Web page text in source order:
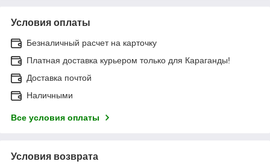
Условия оплаты
Безналичный расчет на карточку
Платная доставка курьером только для Караганды!
Доставка почтой
Наличными
Все условия оплаты
Условия возврата